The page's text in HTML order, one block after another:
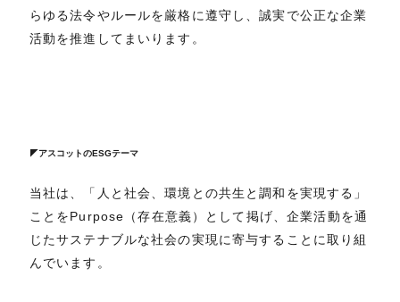
らゆる法令やルールを厳格に遵守し、誠実で公正な企業
活動を推進してまいります。
◤アスコットのESGテーマ
当社は、「人と社会、環境との共生と調和を実現する」
ことをPurpose（存在意義）として掲げ、企業活動を通
じたサステナブルな社会の実現に寄与することに取り組
んでいます。